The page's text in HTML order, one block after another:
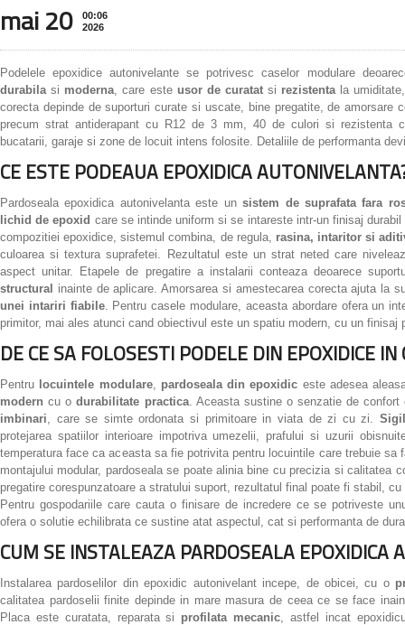
mai 20
00:06
2026
Podelele epoxidice autonivelante se potrivesc caselor modulare
durabilasi moderna, care este usor de curatatsi rezistentala
corecta depinde de suporturi curate si uscate, bine pregatite, de amorsare
precum strat antiderapant cu R12 de 3 mm, 40 de culori si rezistenta
bucatarii, garaje si zone de locuit intens folosite. Detaliile de performanta
CE ESTE PODEAUA EPOXIDICA
Pardoseala epoxidica autonivelanta este unsistem de suprafata fara
lichid de epoxid care se intinde uniform si se intareste intr-un finisaj
compozitiei epoxidice, sistemul combina, de regula, rasina, intaritor si
culoarea si textura suprafetei. Rezultatul este un strat neted care
aspect unitar. Etapele de pregatire a instalarii conteaza deoarece
structural inainte de aplicare. Amorsarea si amestecarea corecta ajuta la
unei intariri fiabile. Pentru casele modulare, aceasta abordare ofera un
primitor, mai ales atunci cand obiectivul este un spatiu modern, cu un finisaj
DE CE SA FOLOSESTI PODELE DIN EPOXIDICE
Pentru locuintele modulare, pardoseala din epoxidic este adesea
modern cu odurabilitate practica. Aceasta sustine o senzatie de
imbinari, care se simte ordonata si primitoare in viata de zi cu zi.
protejarea spatiilor interioare impotriva umezelii, prafului si uzurii
temperatura face ca aceasta sa fie potrivita pentru locuintile care trebuie
montajului modular, pardoseala se poate alinia bine cu precizia si calitatea
pregatire corespunzatoare a stratului suport, rezultatul final poate fi stabil,
Pentru gospodariile care cauta o finisare de incredere ce se potriveste
ofera o solutie echilibrata ce sustine atat aspectul, cat si performanta de
CUM SE INSTALEAZA PARDOSEALA EPOXIDICA
Instalarea pardoselilor din epoxidic autonivelant incepe, de obicei, cu o
calitatea pardoselii finite depinde in mare masura de ceea ce se face
Placa este curatata, reparata si profilata mecanic, astfel incat